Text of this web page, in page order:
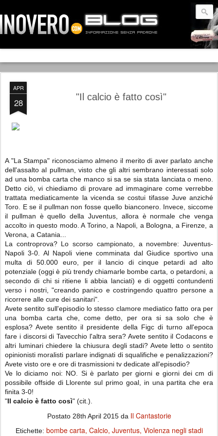
APR
28 "Il calcio è fatto così"
A "La Stampa" riconosciamo almeno il merito di aver parlato anche
dell'assalto al pullman, visto che gli altri sembrano interessati solo
ad una bomba carta che manco si sa se sia stata lanciata o meno.
Detto ciò, vi chiediamo di provare ad immaginare come verrebbe
trattata mediaticamente la vicenda se costui tifasse Juve anziché
Toro. E se il pullman non fosse quello bianconero. Invece, siccome
il pullman è quello della Juventus, allora è normale che venga
accolto in questo modo. A Torino, a Napoli, a Bologna, a Firenze, a
Verona, a Catania...
La controprova? Lo scorso campionato, a novembre: Juventus-
Napoli 3-0. Al Napoli viene comminata dal Giudice sportivo una
multa di 50.000 euro, per il lancio di cinque petardi ad alto
potenziale (oggi è più trendy chiamarle bombe carta, o petardoni, a
secondo di chi si ritiene li abbia lanciati) e di oggetti contundenti
verso i nostri, "creando panico e costringendo quattro persone a
ricorrere alle cure dei sanitari".
Avete sentito sull'episodio lo stesso clamore mediatico fatto ora per
una bomba carta che, come detto, per ora si sa solo che è
esplosa? Avete sentito il presidente della Figc di turno all'epoca
fare i discorsi di Tavecchio l'altra sera? Avete sentito il Codacons e
altri luminari chiedere la chiusura degli stadi? Avete letto o sentito
opinionisti moralisti parlare indignati di squalifiche e penalizzazioni?
Avete visto ore e ore di trasmissioni tv dedicate all'episodio?
Ve lo diciamo noi: NO. Si è parlato per giorni e giorni dei cm di
possibile offside di Llorente sul primo goal, in una partita che era
finita 3-0!
"Il calcio è fatto così" (cit.).
Postato 28th April 2015da Il Cantastorie
Etichette: bombe carta Calcio Juventus Violenza negli stadi